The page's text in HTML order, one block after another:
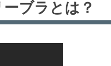
ブラとは？